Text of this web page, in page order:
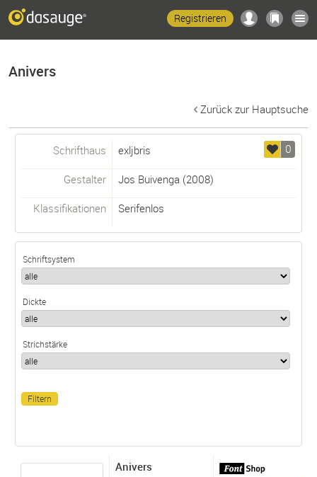
Registrieren
Anivers
Zurück zur Hauptsuche
0
Schrifthaus exljbris
Gestalter Jos Buivenga (2008)
Klassifikationen Serifenlos
Schriftsystem
Dickte
Strichstärke
Anivers